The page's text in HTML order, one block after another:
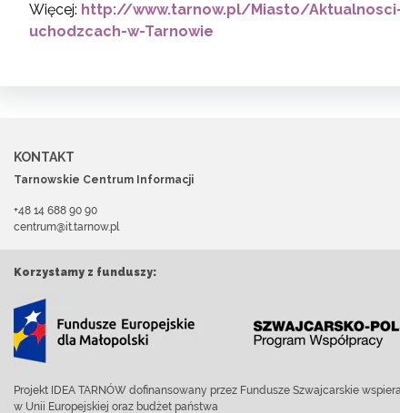
Więcej: http://www.tarnow.pl/Miasto/
uchodzcach-w-Tarnowie
KONTAKT
Tarnowskie Centrum Informacji
+48 14 688 90 90
centrum@it.tarnow.pl
Korzystamy z funduszy:
Projekt IDEA TARNÓW dofinansowany przez Fundusze Szwajcarskie
w Unii Europejskiej oraz budżet państwa